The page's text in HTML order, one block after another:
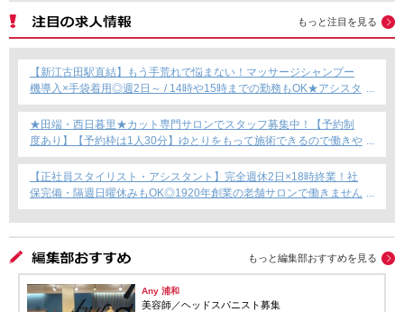
もっと注目を見る
【新江古田駅直結】もう手荒れで悩まない！マッサージシャンプー
機導入×手袋着用◎週2日～ / 14時や15時までの勤務もOK★アシスタ
ント専任募集★
★田端・西日暮里★カット専門サロンでスタッフ募集中！【予約制
度あり】【予約枠は1人30分】ゆとりをもって施術できるので働きや
すい！これからカット専門店で働きたい方にもおすすめ◎
【正社員スタイリスト・アシスタント】完全週休2日×18時終業！社
保完備・隔週日曜休みもOK◎1920年創業の老舗サロンで働きません
か？
もっと編集部おすすめを見る
Any 浦和
美容師／ヘッドスパニスト募集